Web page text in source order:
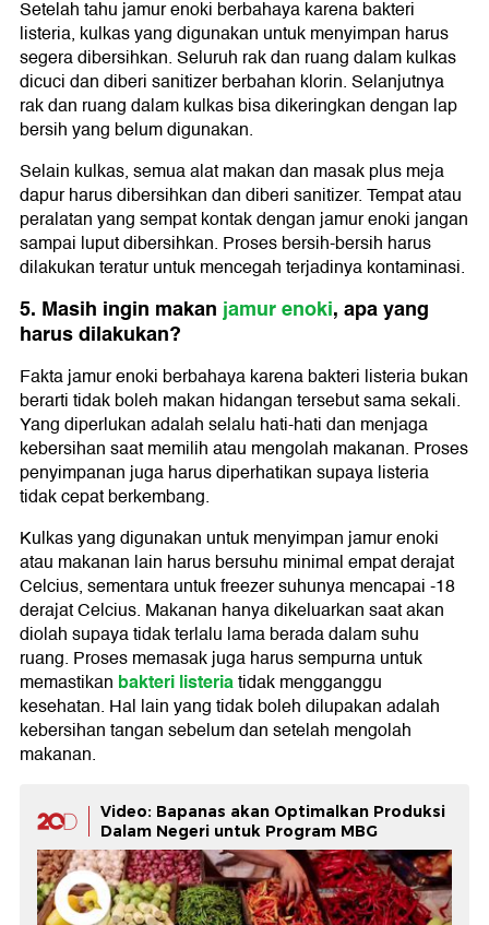
Setelah tahu jamur enoki berbahaya karena bakteri
listeria, kulkas yang digunakan untuk menyimpan harus
segera dibersihkan. Seluruh rak dan ruang dalam kulkas
dicuci dan diberi sanitizer berbahan klorin. Selanjutnya
rak dan ruang dalam kulkas bisa dikeringkan dengan lap
bersih yang belum digunakan.
Selain kulkas, semua alat makan dan masak plus meja
dapur harus dibersihkan dan diberi sanitizer. Tempat atau
peralatan yang sempat kontak dengan jamur enoki jangan
sampai luput dibersihkan. Proses bersih-bersih harus
dilakukan teratur untuk mencegah terjadinya kontaminasi.
5. Masih ingin makan jamur enoki, apa yang
harus dilakukan?
Fakta jamur enoki berbahaya karena bakteri listeria bukan
berarti tidak boleh makan hidangan tersebut sama sekali.
Yang diperlukan adalah selalu hati-hati dan menjaga
kebersihan saat memilih atau mengolah makanan. Proses
penyimpanan juga harus diperhatikan supaya listeria
tidak cepat berkembang.
Kulkas yang digunakan untuk menyimpan jamur enoki
atau makanan lain harus bersuhu minimal empat derajat
Celcius, sementara untuk freezer suhunya mencapai -18
derajat Celcius. Makanan hanya dikeluarkan saat akan
diolah supaya tidak terlalu lama berada dalam suhu
ruang. Proses memasak juga harus sempurna untuk
memastikan bakteri listeriatidak mengganggu
kesehatan. Hal lain yang tidak boleh dilupakan adalah
kebersihan tangan sebelum dan setelah mengolah
makanan.
Video: Bapanas akan Optimalkan Produksi
Dalam Negeri untuk Program MBG